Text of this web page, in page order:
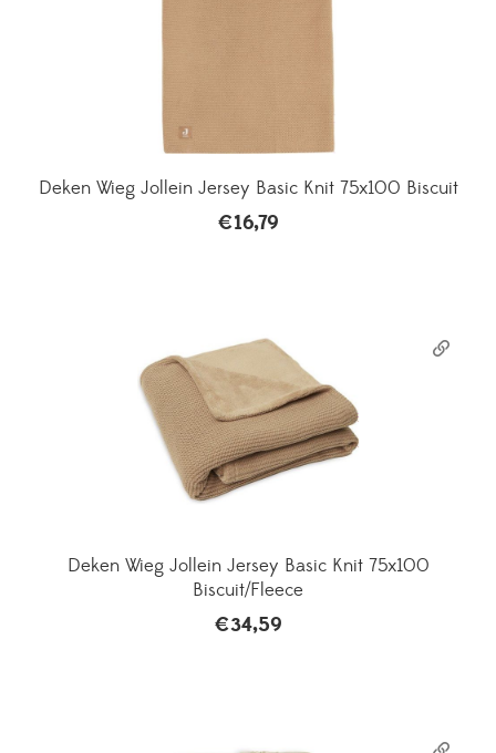
Deken Wieg Jollein Jersey Basic Knit 75x100 Biscuit
€16,79
Deken Wieg Jollein Jersey Basic Knit 75x100
Biscuit/Fleece
€34,59